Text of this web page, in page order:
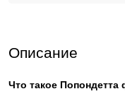
Описание
Что такое Попондетта